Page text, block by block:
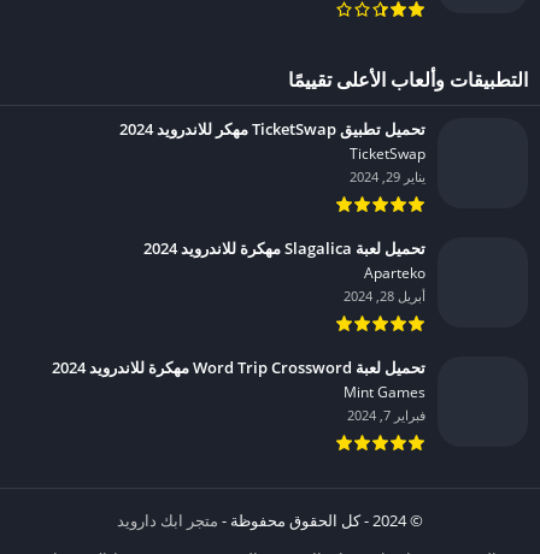
التطبيقات وألعاب الأعلى تقييمًا
تحميل تطبيق TicketSwap مهكر للاندرويد 2024
TicketSwap‏
يناير 29, 2024
تحميل لعبة Slagalica مهكرة للاندرويد 2024
Aparteko‏
أبريل 28, 2024
تحميل لعبة Word Trip Crossword مهكرة للاندرويد 2024
Mint Games‏
فبراير 7, 2024
© 2024 - كل الحقوق محفوظة -
متجر ابك دارويد